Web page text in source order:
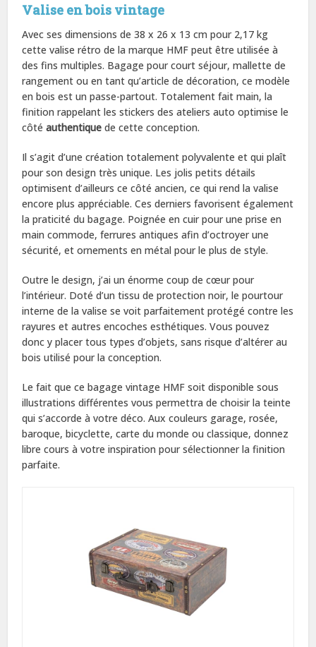
Valise en bois vintage
Avec ses dimensions de 38 x 26 x 13 cm pour 2,17 kg
cette valise rétro de la marque HMF peut être utilisée à
des fins multiples. Bagage pour court séjour, mallette de
rangement ou en tant qu’article de décoration, ce modèle
en bois est un passe-partout. Totalement fait main, la
finition rappelant les stickers des ateliers auto optimise le
côtéauthentique de cette conception.
Il s’agit d’une création totalement polyvalente et qui plaît
pour son design très unique. Les jolis petits détails
optimisent d’ailleurs ce côté ancien, ce qui rend la valise
encore plus appréciable. Ces derniers favorisent également
la praticité du bagage. Poignée en cuir pour une prise en
main commode, ferrures antiques afin d’octroyer une
sécurité, et ornements en métal pour le plus de style.
Outre le design, j’ai un énorme coup de cœur pour
l’intérieur. Doté d’un tissu de protection noir, le pourtour
interne de la valise se voit parfaitement protégé contre les
rayures et autres encoches esthétiques. Vous pouvez
donc y placer tous types d’objets, sans risque d’altérer au
bois utilisé pour la conception.
Le fait que ce bagage vintage HMF soit disponible sous
illustrations différentes vous permettra de choisir la teinte
qui s’accorde à votre déco. Aux couleurs garage, rosée,
baroque, bicyclette, carte du monde ou classique, donnez
libre cours à votre inspiration pour sélectionner la finition
parfaite.